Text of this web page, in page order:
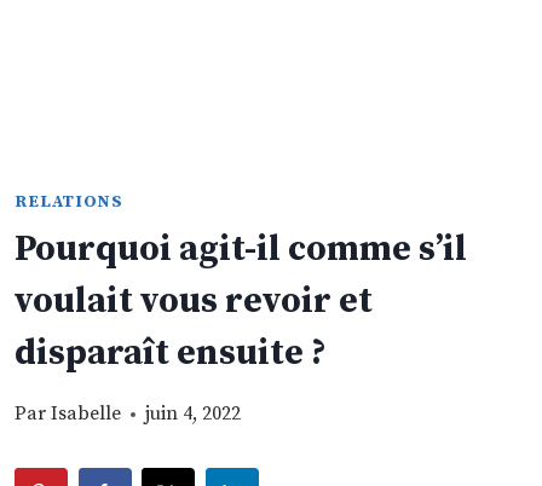
RELATIONS
Pourquoi agit-il comme s’il
voulait vous revoir et
disparaît ensuite ?
Par Isabelle juin 4, 2022